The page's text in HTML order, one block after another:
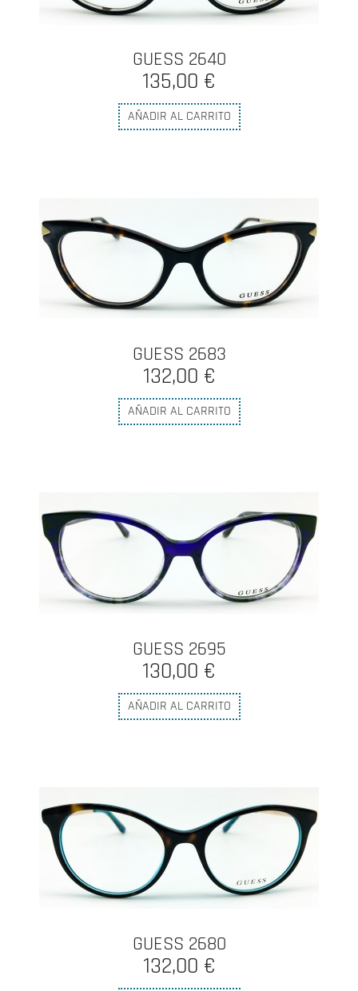
GUESS 2640
135,00 €
AÑADIR AL CARRITO
GUESS 2683
132,00 €
AÑADIR AL CARRITO
GUESS 2695
130,00 €
AÑADIR AL CARRITO
GUESS 2680
132,00 €